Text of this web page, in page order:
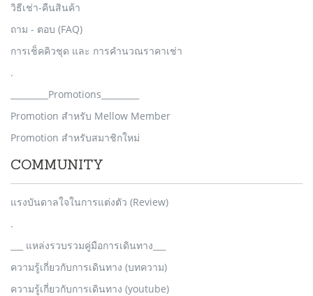
วิธีเช่า-คืนสินค้า
ถาม - ตอบ (FAQ)
การเช็คคิวชุด และ การคำนวณราคาเช่า
.
_________Promotions_________
Promotion สำหรับ Mellow Member
Promotion สำหรับสมาชิกใหม่
COMMUNITY
แรงบันดาลใจในการแต่งตัว (Review)
.
___ แหล่งรวบรวมคู่มือการเดินทาง___
ความรู้เกี่ยวกับการเดินทาง (บทความ)
ความรู้เกี่ยวกับการเดินทาง (youtube)